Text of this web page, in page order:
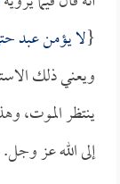
{لا يؤمن عبد
ويعني ذلك
ينتظر الموت،
إلى الله عز وجل.